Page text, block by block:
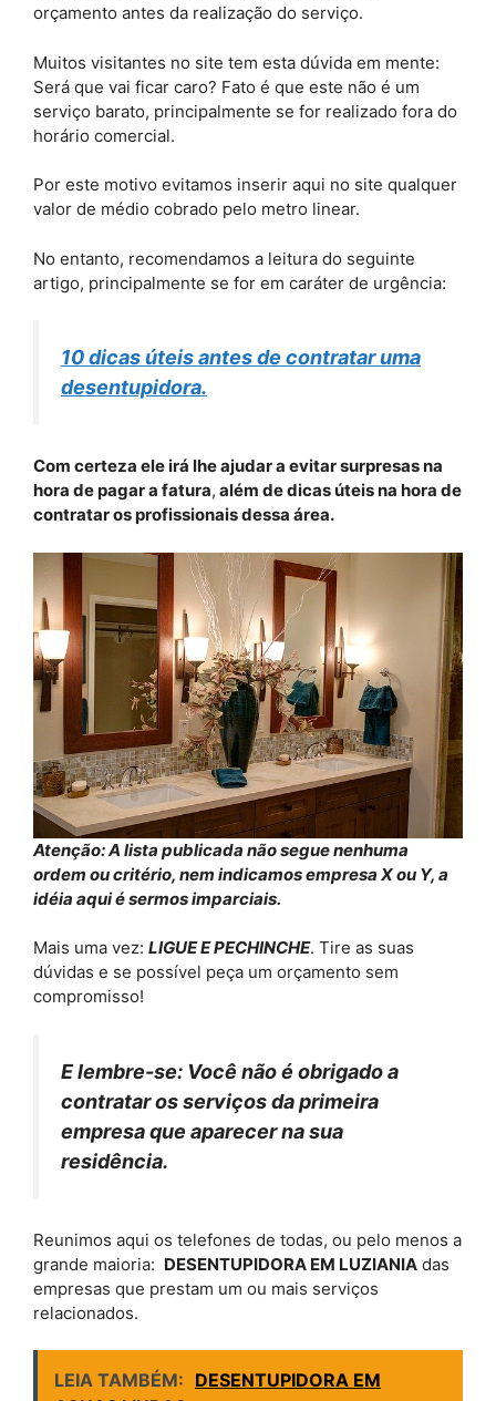
orçamento antes da realização do serviço.
Muitos visitantes no site tem esta dúvida em mente:
Será que vai ficar caro? Fato é que este não é um
serviço barato, principalmente se for realizado fora do
horário comercial.
Por este motivo evitamos inserir aqui no site qualquer
valor de médio cobrado pelo metro linear.
No entanto, recomendamos a leitura do seguinte
artigo, principalmente se for em caráter de urgência:
10 dicas úteis antes de contratar uma
desentupidora.
Com certeza ele irá lhe ajudar a evitar surpresas na
hora de pagar a fatura, além de dicas úteis na hora de
contratar os profissionais dessa área.
Atenção: A lista publicada não segue nenhuma
ordem ou critério, nem indicamos empresa X ou Y, a
idéia aqui é sermos imparciais.
Mais uma vez: LIGUE E PECHINCHE. Tire as suas
dúvidas e se possível peça um orçamento sem
compromisso!
E lembre-se: Você não é obrigado a
contratar os serviços da primeira
empresa que aparecer na sua
residência.
Reunimos aqui os telefones de todas, ou pelo menos a
grande maioria: DESENTUPIDORA EM LUZIANIA das
empresas que prestam um ou mais serviços
relacionados.
LEIA TAMBÉM: DESENTUPIDORA EM